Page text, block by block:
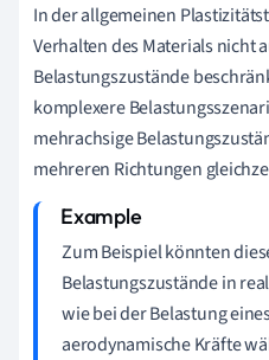
In der allgemeinen
Verhalten des Materials nicht
Belastungszustände
komplexere
mehrachsige
mehreren Richtungen
Zum Beispiel könnten
Belastungszustände in
wie bei der Belastung
aerodynamische Kräfte